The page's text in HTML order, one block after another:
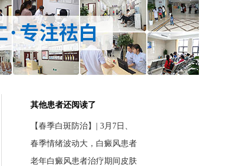
其他患者还阅读了
【春季白斑防治】| 3月7日、
春季情绪波动大，白癜风患者
老年白癜风患者治疗期间皮肤